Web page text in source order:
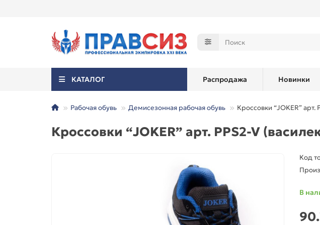
КАТАЛОГ Распродажа Новинки
Рабочая обувь Демисезонная рабочая обувь Кроссовки “JOKER” арт.
Кроссовки “JOKER” арт. PPS2-V
Код
В